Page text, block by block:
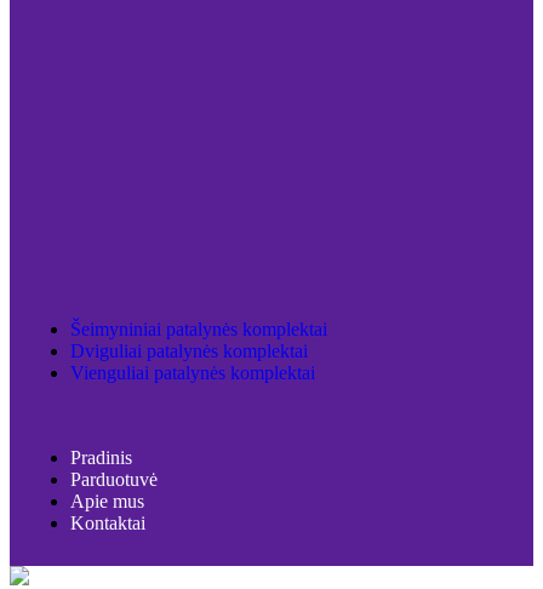
Šeimyniniai patalynės komplektai
Dviguliai patalynės komplektai
Vienguliai patalynės komplektai
Pradinis
Parduotuvė
Apie mus
Kontaktai